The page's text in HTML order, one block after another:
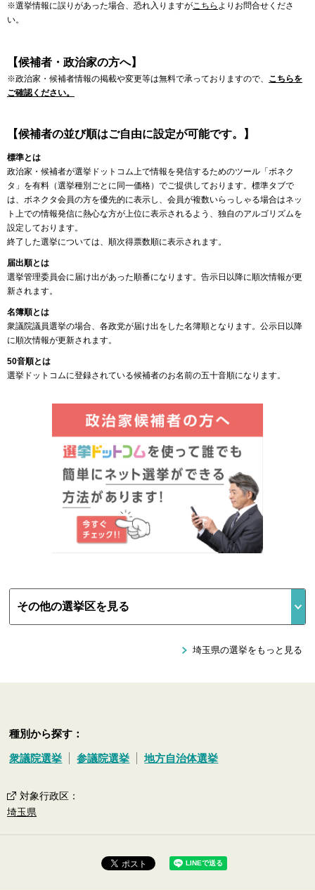
※選挙情報に誤りがあった場合、恐れ入りますがこちら よりお問合せくださ
い。
【候補者・政治家の方へ】
※政治家・候補者情報の掲載や変更等は無料で承っておりますので、 こちらを
ご確認ください。
【候補者の並び順はご自由に設定が可能です。】
標準とは
政治家・候補者が選挙ドットコム上で情報を発信するためのツール「ボネク
タ」を有料（選挙種別ごとに同一価格）でご提供しております。標準タブで
は、ボネクタ会員の方を優先的に表示し、会員が複数いらっしゃる場合はネッ
ト上での情報発信に熱心な方が上位に表示されるよう、独自のアルゴリズムを
設定しております。
終了した選挙については、順次得票数順に表示されます。
届出順とは
選挙管理委員会に届け出があった順番になります。告示日以降に順次情報が更
新されます。
名簿順とは
衆議院議員選挙の場合、各政党が届け出をした名簿順となります。公示日以降
に順次情報が更新されます。
50音順とは
選挙ドットコムに登録されている候補者のお名前の五十音順になります。
埼玉県の選挙をもっと見る
種別から探す：
衆議院選挙 参議院選挙 地方自治体選挙
対象行政区 ：
埼玉県